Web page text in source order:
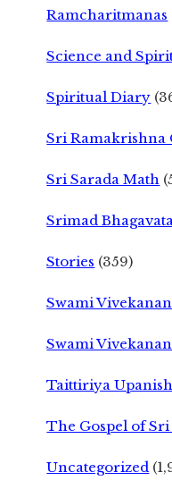
Ramcharitmanas
Science and
Spiritual Diary
Sri Ramakrishna
Sri Sarada Math
Srimad
Stories (359)
Swami
Swami
Taittiriya
The Gospel of
Uncategorized